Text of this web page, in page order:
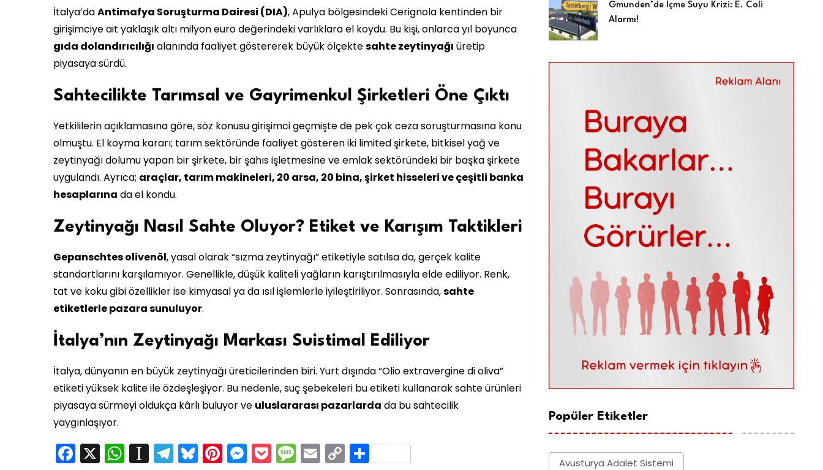
İtalya’daAntimafya Soruşturma Dairesi (DIA), Apulya bölgesindeki Cerignola kentinden bir
girişimciye ait yaklaşık altı milyon euro değerindeki varlıklara el koydu. Bu kişi, onlarca yıl boyunca
gıda dolandırıcılığı alanında faaliyet göstererek büyük ölçektesahte zeytinyağı üretip
piyasaya sürdü.
Sahtecilikte Tarımsal ve Gayrimenkul Şirketleri Öne Çıktı
Yetkililerin açıklamasına göre, söz konusu girişimci geçmişte de pek çok ceza soruşturmasına konu
olmuştu. El koyma kararı; tarım sektöründe faaliyet gösteren iki limited şirkete, bitkisel yağ ve
zeytinyağı dolumu yapan bir şirkete, bir şahıs işletmesine ve emlak sektöründeki bir başka şirkete
uygulandı. Ayrıca; araçlar, tarım makineleri, 20 arsa, 20 bina, şirket hisseleri ve çeşitli banka
hesaplarına da el kondu.
Zeytinyağı Nasıl Sahte Oluyor? Etiket ve Karışım Taktikleri
Gepanschtes olivenöl, yasal olarak “sızma zeytinyağı” etiketiyle satılsa da, gerçek kalite
standartlarını karşılamıyor. Genellikle, düşük kaliteli yağların karıştırılmasıyla elde ediliyor. Renk,
tat ve koku gibi özellikler ise kimyasal ya da ısıl işlemlerle iyileştiriliyor. Sonrasında,sahte
etiketlerle pazara sunuluyor.
İtalya’nın Zeytinyağı Markası Suistimal Ediliyor
İtalya, dünyanın en büyük zeytinyağı üreticilerinden biri. Yurt dışında “Olio extravergine di oliva”
etiketi yüksek kalite ile özdeşleşiyor. Bu nedenle, suç şebekeleri bu etiketi kullanarak sahte ürünleri
piyasaya sürmeyi oldukça kârlı buluyor ve uluslararası pazarlarda da bu sahtecilik
yaygınlaşıyor.
Facebook
X WhatsApp
Instapaper
Telegram
Bluesky
Pinterest
Messenger
Pocket
Message
EmailCopy
Share
Gmunden’de İçme Suyu Krizi: E. Coli
Alarmı!
Popüler Etiketler
Avusturya Adalet Sistemi